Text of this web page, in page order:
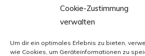
Cookie-Zustimmung
verwalten
Um dir ein optimales Erlebnis zu bieten,
wie Cookies, um Geräteinformationen zu